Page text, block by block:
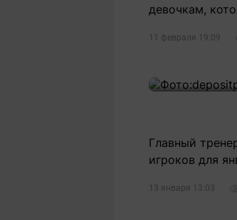
девочкам,
11 февраля 19:09
Главный
игроков для
13 января 13:03